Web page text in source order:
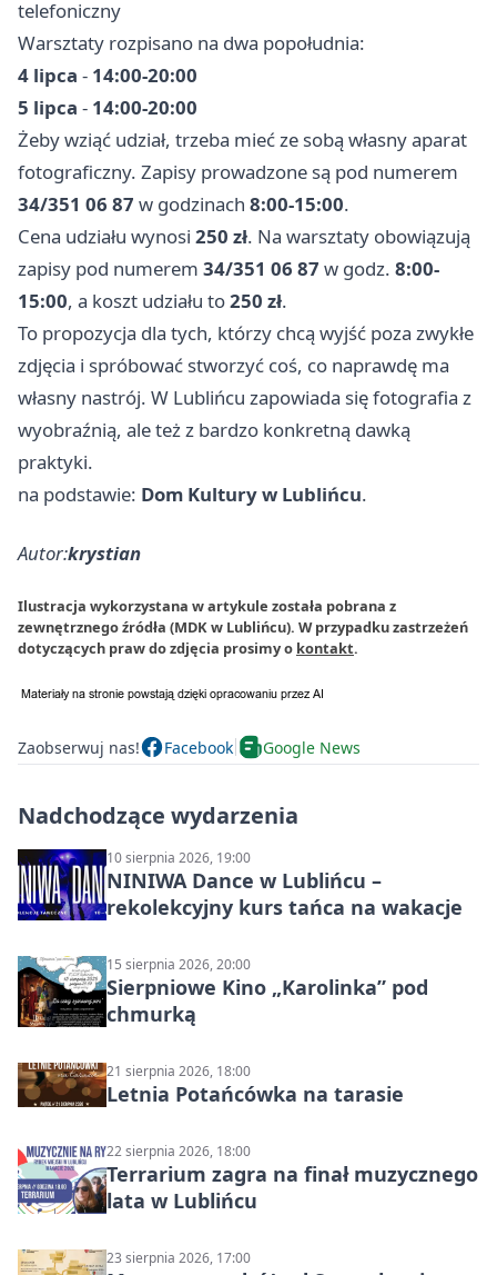
telefoniczny
Warsztaty rozpisano na dwa popołudnia:
4 lipca - 14:00-20:00
5 lipca - 14:00-20:00
Żeby wziąć udział, trzeba mieć ze sobą własny aparat
fotograficzny. Zapisy prowadzone są pod numerem
34/351 06 87 w godzinach 8:00-15:00.
Cena udziału wynosi 250 zł. Na warsztaty obowiązują
zapisy pod numerem 34/351 06 87 w godz. 8:00-
15:00, a koszt udziału to250 zł.
To propozycja dla tych, którzy chcą wyjść poza zwykłe
zdjęcia i spróbować stworzyć coś, co naprawdę ma
własny nastrój. W Lublińcu zapowiada się fotografia z
wyobraźnią, ale też z bardzo konkretną dawką
praktyki.
na podstawie: Dom Kultury w Lublińcu.
Autor:krystian
Ilustracja wykorzystana w artykule została pobrana z
zewnętrznego źródła (MDK w Lublińcu). W przypadku zastrzeżeń
dotyczących praw do zdjęcia prosimy o kontakt.
Zaobserwuj nas! Facebook Google News
Nadchodzące wydarzenia
10 sierpnia 2026, 19:00
NINIWA Dance w Lublińcu –
rekolekcyjny kurs tańca na wakacje
15 sierpnia 2026, 20:00
Sierpniowe Kino „Karolinka” pod
chmurką
21 sierpnia 2026, 18:00
Letnia Potańcówka na tarasie
22 sierpnia 2026, 18:00
Terrarium zagra na finał muzycznego
lata w Lublińcu
23 sierpnia 2026, 17:00